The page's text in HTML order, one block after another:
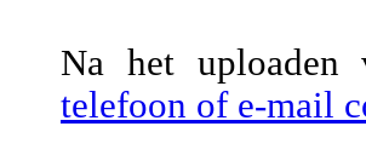
Na het
telefoon of e-mail